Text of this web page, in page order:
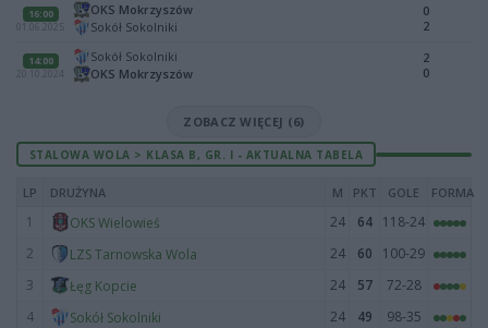
16:00
01.06.2025
OKS Mokrzyszów
Sokół Sokolniki
0
2
14:00
20.10.2024
Sokół Sokolniki
OKS Mokrzyszów
2
0
ZOBACZ WIĘCEJ (6)
STALOWA WOLA > KLASA B, GR. I - AKTUALNA TABELA
LP DRUŻYNA M PKT GOLE FORMA
1 OKS Wielowieś 24 64
118-24
2
LZS Tarnowska Wola 24 60
100-29
3
Łęg Kopcie 24 57
72-28
4
Sokół Sokolniki 24 49
98-35